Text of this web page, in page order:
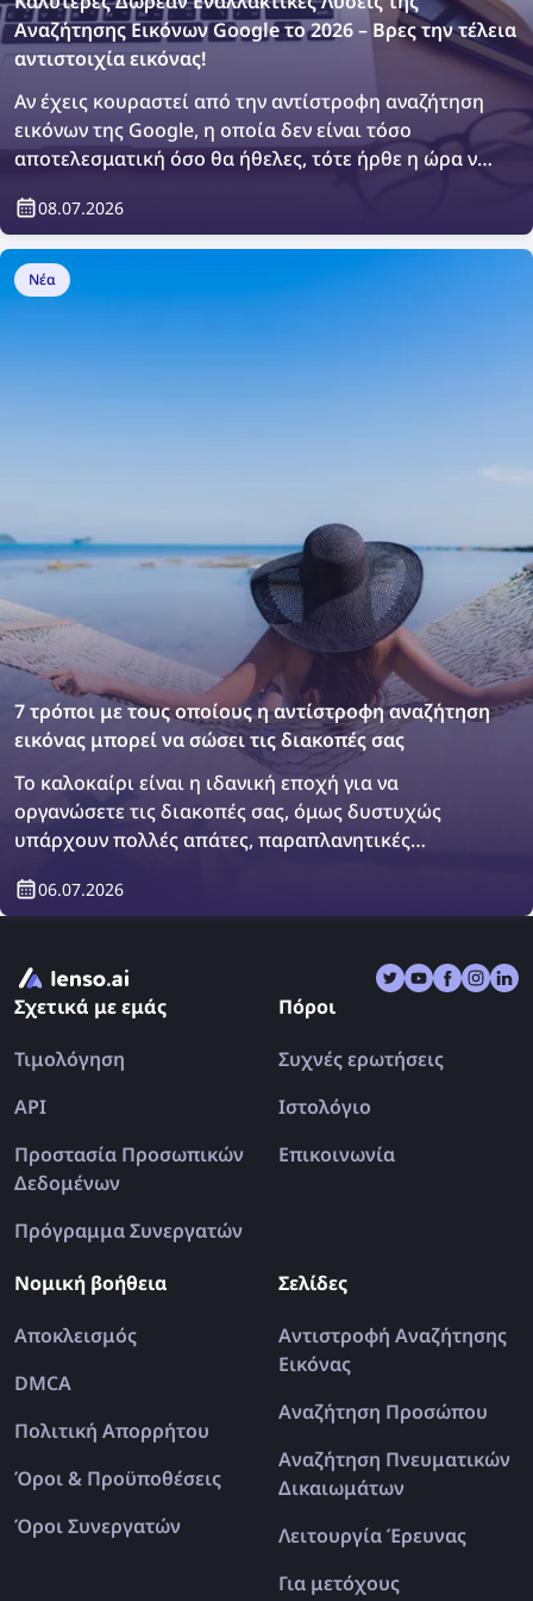
Αναζήτησης Εικόνων Google το 2026 – Βρες την τέλεια
αντιστοιχία εικόνας!
Αν έχεις κουραστεί από την αντίστροφη αναζήτηση
εικόνων της Google, η οποία δεν είναι τόσο
αποτελεσματική όσο θα ήθελες, τότε ήρθε η ώρα να
τέλεια αντιστοιχία εικόνας με τα κορυφαία δωρεάν
εργαλεία αναζήτησης εικόνων του 2026!
08.07.2026
Νέα
7 τρόποι με τους οποίους η αντίστροφη αναζήτηση
εικόνας μπορεί να σώσει τις διακοπές σας
Το καλοκαίρι είναι η ιδανική εποχή για να
οργανώσετε τις διακοπές σας, όμως δυστυχώς
υπάρχουν πολλές απάτες, παραπλανητικές
σας οδηγήσουν σε λάθος επιλογές. Έτσι, μπορεί να
αντίστροφη αναζήτηση εικόνας μπορεί να σώσει τις
διακοπές σας μια για πάντα!
06.07.2026
Σχετικά με εμάς
Τιμολόγηση
API
Προστασία Προσωπικών
Δεδομένων
Πρόγραμμα Συνεργατών
Πόροι
Συχνές ερωτήσεις
Ιστολόγιο
Επικοινωνία
Νομική βοήθεια
Αποκλεισμός
DMCA
Πολιτική Απορρήτου
Όροι & Προϋποθέσεις
Όροι Συνεργατών
Σελίδες
Αντιστροφή Αναζήτησης
Εικόνας
Αναζήτηση Προσώπου
Αναζήτηση Πνευματικών
Δικαιωμάτων
Λειτουργία Έρευνας
Για μετόχους